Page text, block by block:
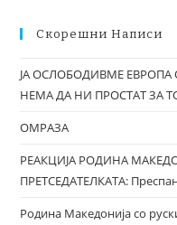
Скорешни Написи
ЈА ОСЛОБОДИВМЕ
НЕМА ДА НИ ПРОСТАТ ЗА
ОМРАЗА
РЕАКЦИЈА РОДИНА
ПРЕТСЕДАТЕЛКАТА:
Родина Македонија со